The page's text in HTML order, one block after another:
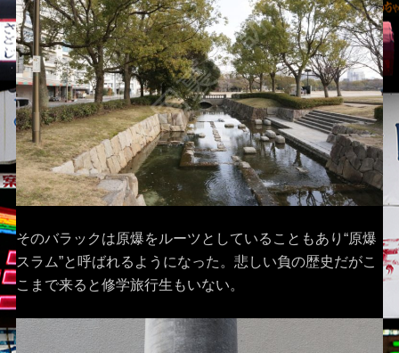
そのバラックは原爆をルーツとしていることもあり“原爆
スラム”と呼ばれるようになった。悲しい負の歴史だがこ
こまで来ると修学旅行生もいない。